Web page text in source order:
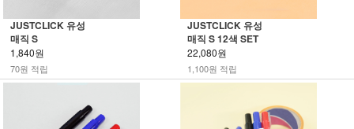
JUSTCLICK 유성
매직 S
1,840원
70원 적립
JUSTCLICK 유성
매직 S 12색 SET
22,080원
1,100원 적립